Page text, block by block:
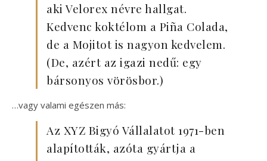
aki Velorex névre hallgat.
Kedvenc koktélom a Piña Colada,
de a Mojitot is nagyon kedvelem.
(De, azért az igazi nedű: egy
bársonyos vörösbor.)
…vagy valami egészen más:
Az XYZ Bigyó Vállalatot 1971-ben
alapították, azóta gyártja a